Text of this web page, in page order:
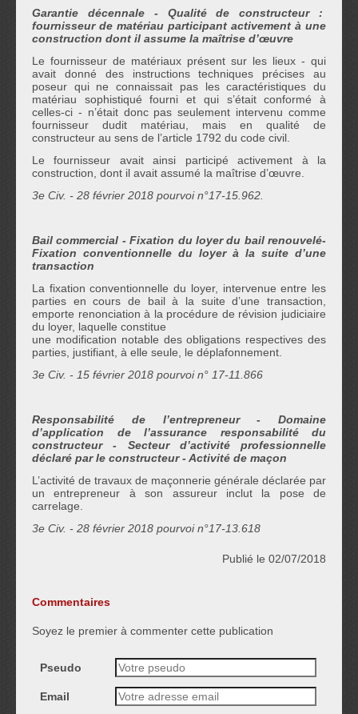
Garantie décennale - Qualité de constructeur :
fournisseur de matériau participant activement à une
construction dont il assume la maîtrise d’œuvre
Le fournisseur de matériaux présent sur les lieux - qui
avait donné des instructions techniques précises au
poseur qui ne connaissait pas les caractéristiques du
matériau sophistiqué fourni et qui s’était conformé à
celles-ci - n’était donc pas seulement intervenu comme
fournisseur dudit matériau, mais en qualité de
constructeur au sens de l’article 1792 du code civil.
Le fournisseur avait ainsi participé activement à la
construction, dont il avait assumé la maîtrise d’œuvre.
3e Civ. - 28 février 2018 pourvoi n°17-15.962.
Bail commercial - Fixation du loyer du bail renouvelé-
Fixation conventionnelle du loyer à la suite d’une
transaction
La fixation conventionnelle du loyer, intervenue entre les
parties en cours de bail à la suite d’une transaction,
emporte renonciation à la procédure de révision judiciaire
du loyer, laquelle constitue
une modification notable des obligations respectives des
parties, justifiant, à elle seule, le déplafonnement.
3e Civ. - 15 février 2018 pourvoi n° 17-11.866
Responsabilité de l’entrepreneur - Domaine
d’application de l’assurance responsabilité du
constructeur - Secteur d’activité professionnelle
déclaré par le constructeur - Activité de maçon
L’activité de travaux de maçonnerie générale déclarée par
un entrepreneur à son assureur inclut la pose de
carrelage.
3e Civ. - 28 février 2018 pourvoi n°17-13.618
Publié le 02/07/2018
Commentaires
Soyez le premier à commenter cette publication
Pseudo
Email